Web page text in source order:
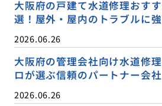
大阪府の戸建て水道修理おす
選！屋外・屋内のトラブルに
2026.06.26
大阪府の管理会社向け水道修
ロが選ぶ信頼のパートナー会社
2026.06.26